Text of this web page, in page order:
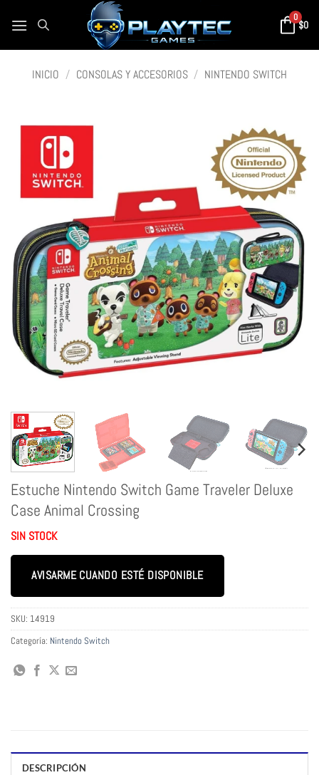
0
$0
INICIO / CONSOLAS Y ACCESORIOS / NINTENDO SWITCH
Estuche Nintendo Switch Game Traveler Deluxe
Case Animal Crossing
SIN STOCK
AVISARME CUANDO ESTÉ DISPONIBLE
SKU: 14919
Categoría: Nintendo Switch
DESCRIPCIÓN